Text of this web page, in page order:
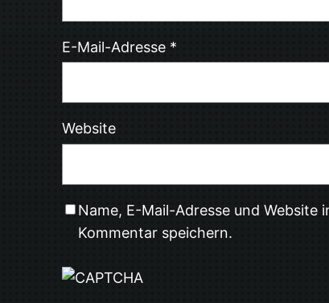
E-Mail-Adresse *
Website
Name, E-Mail-Adresse und Website
Kommentar speichern.